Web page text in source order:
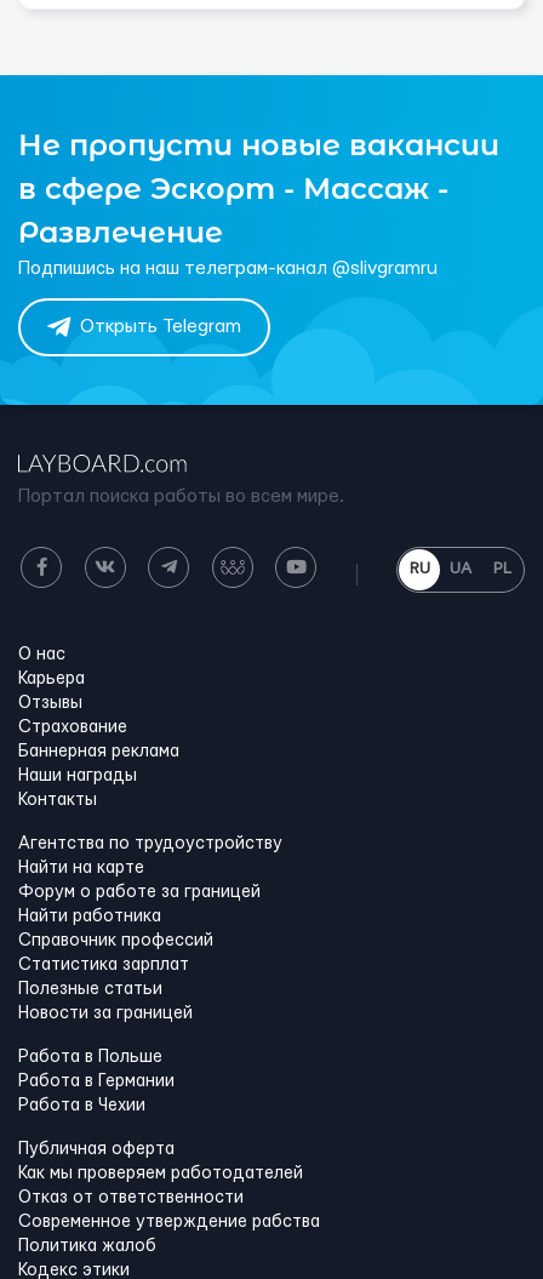
Не пропусти новые вакансии
в сфере Эскорт - Массаж -
Развлечение
Подпишись на наш телеграм-канал @slivgramru
Открыть Telegram
Портал поиска работы во всем мире.
RU UA PL
О нас
Карьера
Отзывы
Страхование
Баннерная реклама
Наши награды
Контакты
Агентства по трудоустройству
Найти на карте
Форум о работе за границей
Найти работника
Справочник профессий
Статистика зарплат
Полезные статьи
Новости за границей
Работа в Польше
Работа в Германии
Работа в Чехии
Публичная оферта
Как мы проверяем работодателей
Отказ от ответственности
Современное утверждение рабства
Политика жалоб
Кодекс этики